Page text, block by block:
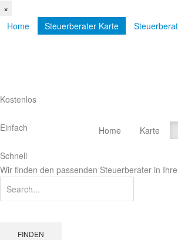
×
Home
Steuerberater Karte
Home Karte
Kostenlos
Einfach
Schnell
Wir finden den passenden Steuerberater in
FINDEN